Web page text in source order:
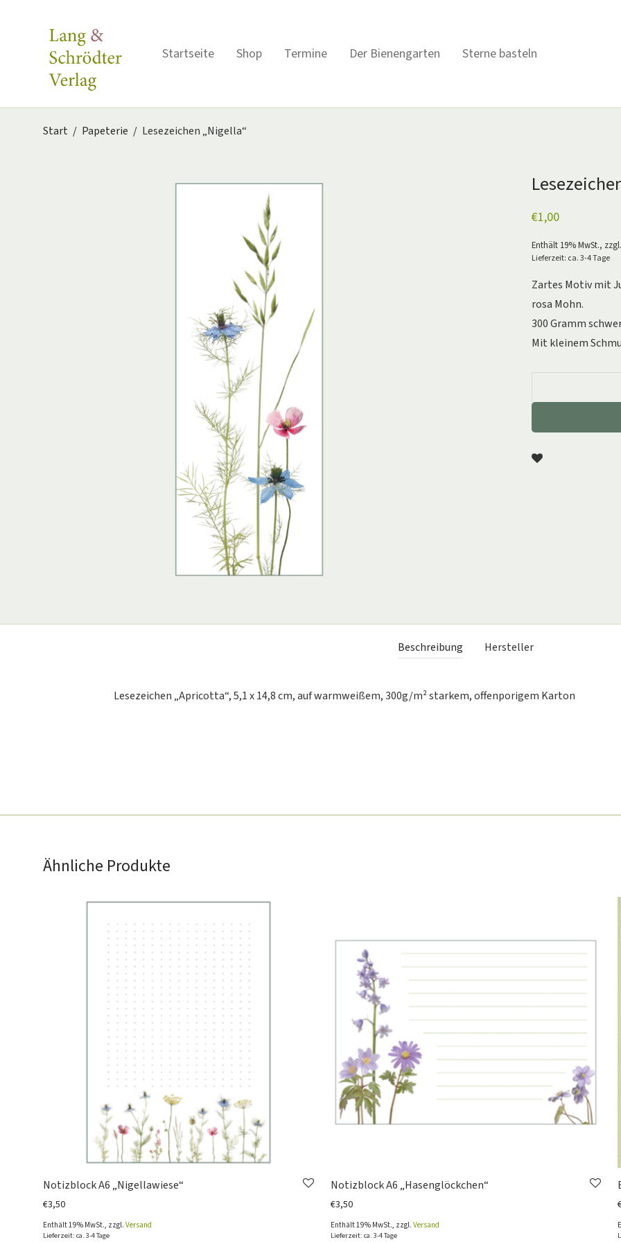
Startseite Shop Termine Der Bienengarten Sterne basteln
Start / Papeterie / Lesezeichen „Nigella“
€1,00
Enthält 19% MwSt., zzgl.
Lieferzeit: ca. 3-4 Tage
Zartes Motiv mit
rosa Mohn.
300 Gramm
Mit kleinem
Beschreibung Hersteller
Lesezeichen „Apricotta“, 5,1 x 14,8 cm, auf warmweißem, 300g/m² starkem, offenporigem Karton
Ähnliche Produkte
Notizblock A6 „Nigellawiese“
€3,50
Enthält 19% MwSt., zzgl. Versand
Lieferzeit: ca. 3-4 Tage
Notizblock A6 „Hasenglöckchen“
€3,50
Enthält 19% MwSt., zzgl. Versand
Lieferzeit: ca. 3-4 Tage